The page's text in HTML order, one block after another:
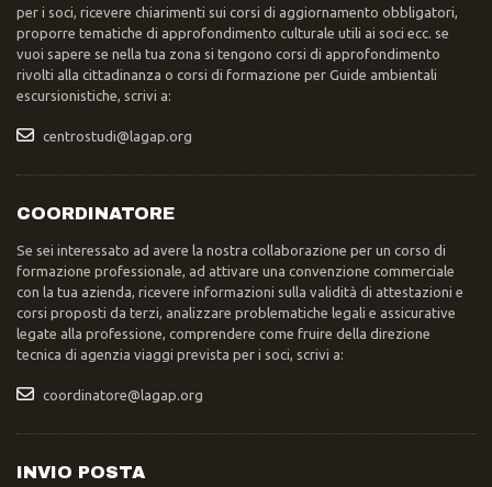
per i soci, ricevere chiarimenti sui corsi di aggiornamento obbligatori,
proporre tematiche di approfondimento culturale utili ai soci ecc. se
vuoi sapere se nella tua zona si tengono corsi di approfondimento
rivolti alla cittadinanza o corsi di formazione per Guide ambientali
escursionistiche, scrivi a:
centrostudi@lagap.org
COORDINATORE
Se sei interessato ad avere la nostra collaborazione per un corso di
formazione professionale, ad attivare una convenzione commerciale
con la tua azienda, ricevere informazioni sulla validità di attestazioni e
corsi proposti da terzi, analizzare problematiche legali e assicurative
legate alla professione, comprendere come fruire della direzione
tecnica di agenzia viaggi prevista per i soci, scrivi a:
coordinatore@lagap.org
INVIO POSTA